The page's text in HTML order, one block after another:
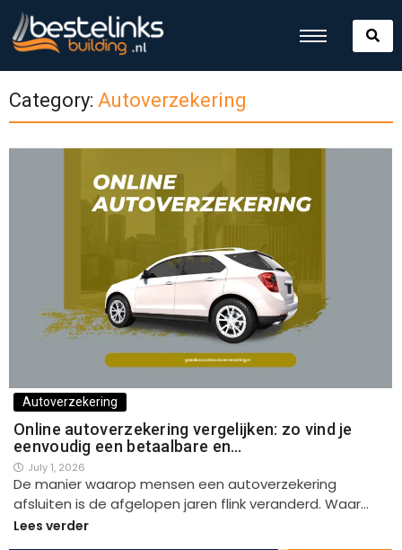
Category: Autoverzekering
Autoverzekering
Online autoverzekering vergelijken: zo vind je
eenvoudig een betaalbare en…
July 1, 2026
De manier waarop mensen een autoverzekering
afsluiten is de afgelopen jaren flink veranderd. Waar…
Lees verder